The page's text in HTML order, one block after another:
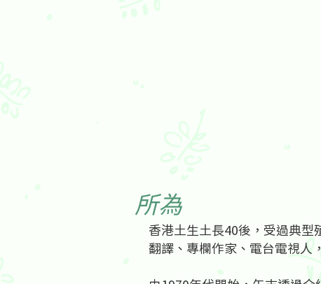
所為
香港土生土長40後，受過典
翻譯、專欄作家、電台電視人